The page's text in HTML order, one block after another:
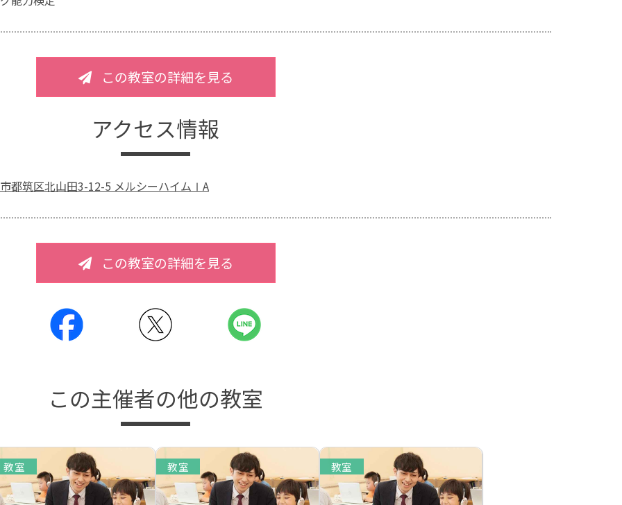
この教室の詳細を見る
アクセス情報
都筑区北山田3-12-5 メルシーハイムⅠA
この教室の詳細を見る
この主催者の他の教室
教室 教室 教室